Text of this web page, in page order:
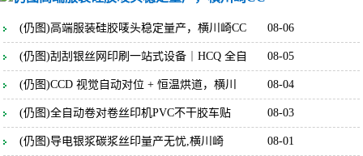
(仍图)高端服装硅胶唛头稳定量产，横川崎CC 08-06
(仍图)刮刮银丝网印刷一站式设备｜HCQ 全自 08-05
(仍图)CCD 视觉自动对位 + 恒温烘道，横川 08-04
(仍图)全自动卷对卷丝印机PVC不干胶车贴 08-03
(仍图)导电银浆碳浆丝印量产无忧,横川崎 08-01
(仍图)丝印过程中如何保证标签的防伪效果
(仍图) 保证标签防伪效果一致性的核心，是**聚焦防伪特性（如光
变、荧光、微缩文字等）的全流程管控**，通过锁定防伪材料性
能、精准控制印刷参数、量化检测防伪特征，确保每一张标签的防
伪识别效果完全统一。 一、源头锁定：防伪材料的性能一致性是基
础 1. **防伪油墨的批次化管控** - 同一批次标签必须使用**同一供